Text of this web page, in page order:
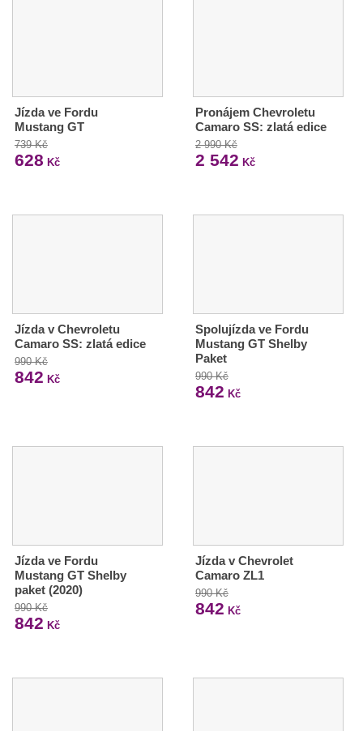
Jízda ve Fordu
Mustang GT
739 Kč
628 Kč
Pronájem Chevroletu
Camaro SS: zlatá edice
2 990 Kč
2 542 Kč
Jízda v Chevroletu
Camaro SS: zlatá edice
990 Kč
842 Kč
Spolujízda ve Fordu
Mustang GT Shelby
Paket
990 Kč
842 Kč
Jízda ve Fordu
Mustang GT Shelby
paket (2020)
990 Kč
842 Kč
Jízda v Chevrolet
Camaro ZL1
990 Kč
842 Kč